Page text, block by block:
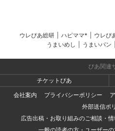
ウレぴあ総研 ハピママ* ウレぴ
うまいめし
うまいパン
ぴあ関連
チケットぴあ
会社案内
プライバシーポリシー
外部送信ポ
広告出稿・お取り組みのご相談・